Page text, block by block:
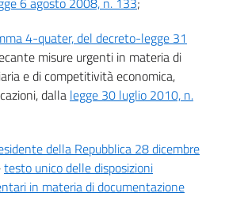
4-quater, del decreto-legge 31
misure urgenti in materia di
e di competitività economica,
dalla legge 30 luglio 2010, n.
della Repubblica 28 dicembre
testo unico delle disposizioni
in materia di documentazione